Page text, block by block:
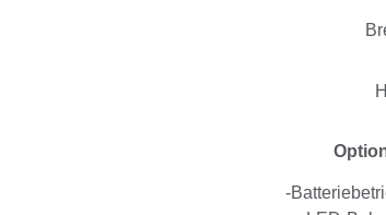
-